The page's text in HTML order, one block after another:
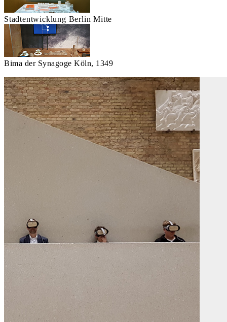
Stadtentwicklung Berlin Mitte
Bima der Synagoge Köln, 1349